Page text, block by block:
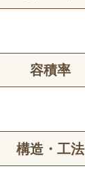
容積率
構造・工法